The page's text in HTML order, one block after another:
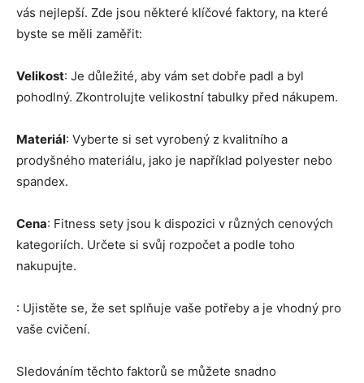
vás nejlepší. Zde jsou některé klíčové faktory, na které
byste se měli zaměřit:
Velikost: Je důležité, aby vám set dobře padl a byl
pohodlný. Zkontrolujte velikostní tabulky před nákupem.
Materiál: Vyberte si set vyrobený z kvalitního a
prodyšného materiálu, jako je například polyester nebo
spandex.
Cena: Fitness sety jsou k dispozici v různých cenových
kategoriích. Určete si svůj rozpočet a podle toho
nakupujte.
: Ujistěte se, že set splňuje vaše potřeby a je vhodný pro
vaše cvičení.
Sledováním těchto faktorů se můžete snadno